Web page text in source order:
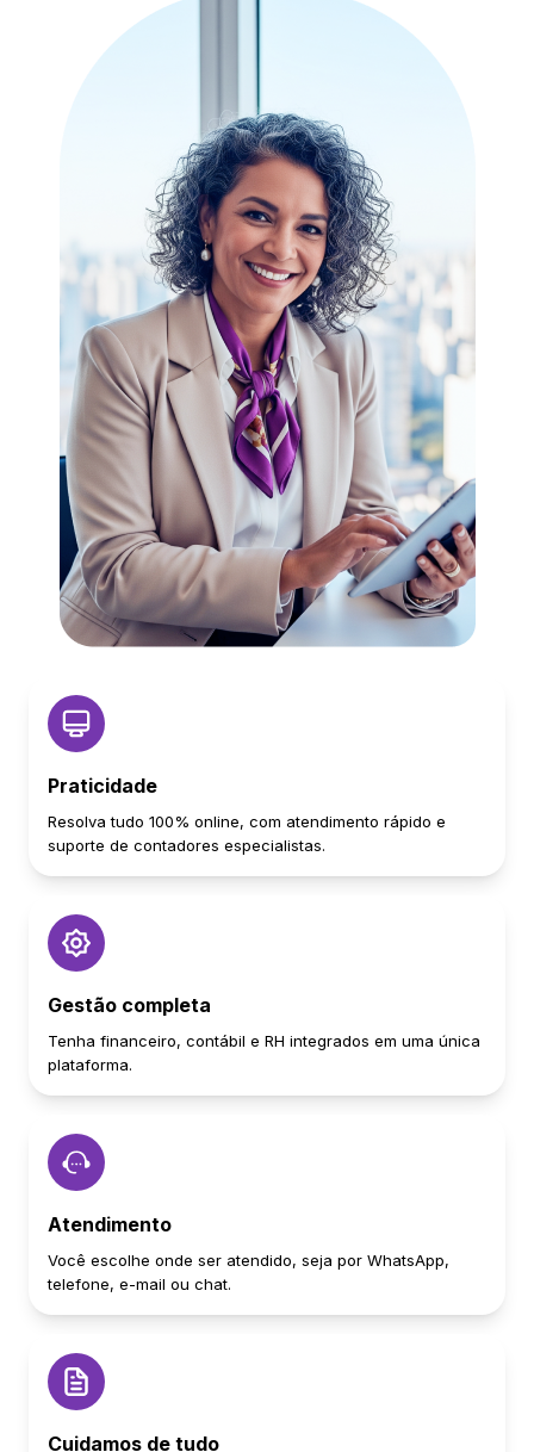
Praticidade
Resolva tudo 100% online, com atendimento rápido e
suporte de contadores especialistas.
Gestão completa
Tenha financeiro, contábil e RH integrados em uma única
plataforma.
Atendimento
Você escolhe onde ser atendido, seja por WhatsApp,
telefone, e-mail ou chat.
Cuidamos de tudo